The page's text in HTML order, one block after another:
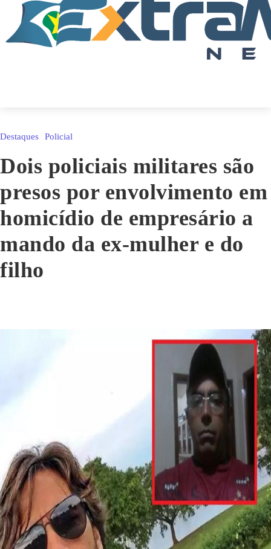
Destaques Policial
Dois policiais militares são
presos por envolvimento em
homicídio de empresário a
mando da ex-mulher e do
filho